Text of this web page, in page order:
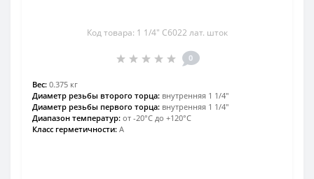
Код товара: 1 1/4″ C6022 лат. шток
0
Вес: 0.375 кг
Диаметр резьбы второго торца: внутренняя 1 1/4″
Диаметр резьбы первого торца: внутренняя 1 1/4″
Диапазон температур: от -20°С до +120°С
Класс герметичности: А